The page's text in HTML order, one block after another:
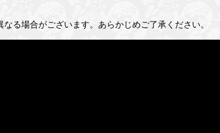
る場合がございます。あらかじめご了承ください。